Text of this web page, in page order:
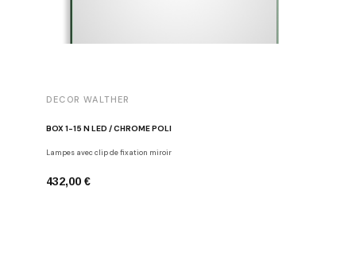
DECOR WALTHER
BOX 1-15 N LED / CHROME POLI
Lampes avec clip de fixation miroir
432,00 €